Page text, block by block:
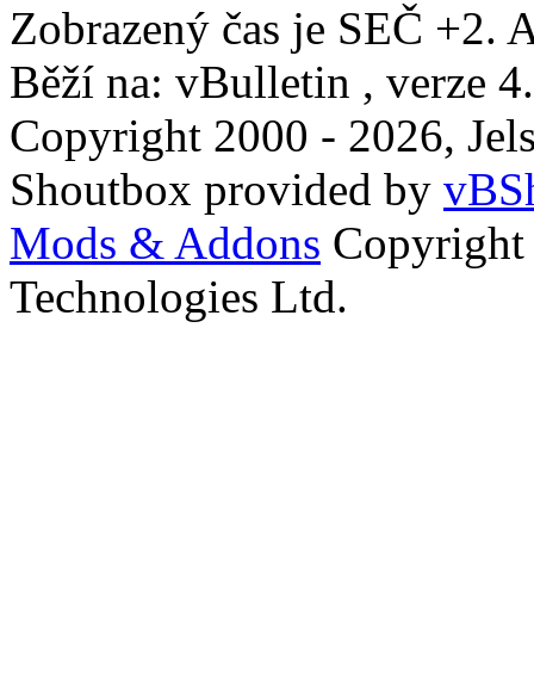
Zobrazený čas je SEČ +2.
Běží na: vBulletin , verze
Copyright 2000 - 2026,
Shoutbox provided by
Mods & Addons
Technologies Ltd.